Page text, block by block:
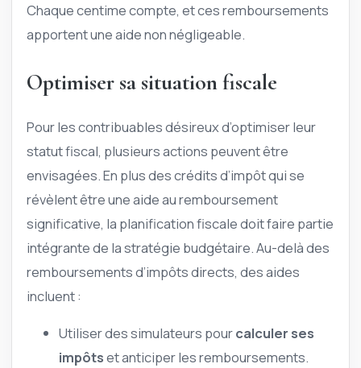
Chaque centime compte, et ces remboursements
apportent une aide non négligeable.
Optimiser sa situation fiscale
Pour les contribuables désireux d’optimiser leur
statut fiscal, plusieurs actions peuvent être
envisagées. En plus des crédits d’impôt qui se
révèlent être une aide au remboursement
significative, la planification fiscale doit faire partie
intégrante de la stratégie budgétaire. Au-delà des
remboursements d’impôts directs, des aides
incluent :
Utiliser des simulateurs pourcalculer ses
impôtset anticiper les remboursements.